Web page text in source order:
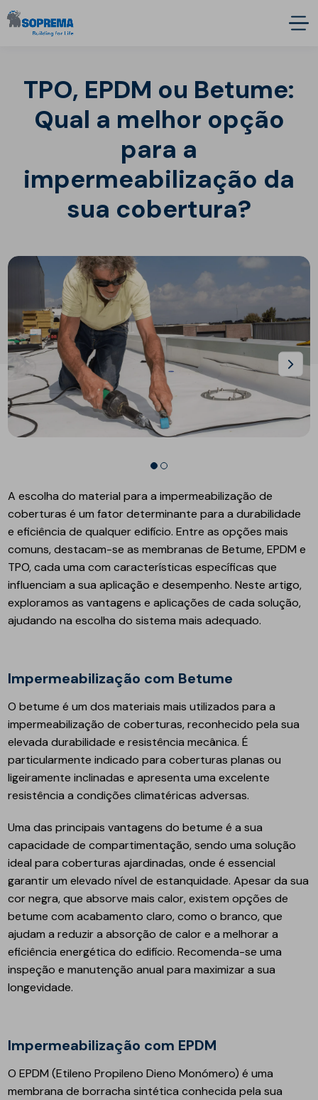
TPO, EPDM ou Betume:
Qual a melhor opção
para a
impermeabilização da
sua cobertura?
A escolha do material para a impermeabilização de
coberturas é um fator determinante para a durabilidade
e eficiência de qualquer edifício. Entre as opções mais
comuns, destacam-se as membranas de Betume, EPDM e
TPO, cada uma com características específicas que
influenciam a sua aplicação e desempenho. Neste artigo,
exploramos as vantagens e aplicações de cada solução,
ajudando na escolha do sistema mais adequado.
Impermeabilização com Betume
O betume é um dos materiais mais utilizados para a
impermeabilização de coberturas, reconhecido pela sua
elevada durabilidade e resistência mecânica. É
particularmente indicado para coberturas planas ou
ligeiramente inclinadas e apresenta uma excelente
resistência a condições climatéricas adversas.
Uma das principais vantagens do betume é a sua
capacidade de compartimentação, sendo uma solução
ideal para coberturas ajardinadas, onde é essencial
garantir um elevado nível de estanquidade. Apesar da sua
cor negra, que absorve mais calor, existem opções de
betume com acabamento claro, como o branco, que
ajudam a reduzir a absorção de calor e a melhorar a
eficiência energética do edifício. Recomenda-se uma
inspeção e manutenção anual para maximizar a sua
longevidade.
Impermeabilização com EPDM
O EPDM (Etileno Propileno Dieno Monómero) é uma
membrana de borracha sintética conhecida pela sua